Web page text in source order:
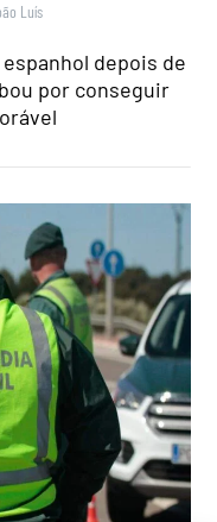
Luís
depois de
por conseguir